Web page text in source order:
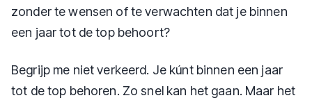
zonder te wensen of te verwachten dat je binnen
een jaar tot de top behoort?
Begrijp me niet verkeerd. Je kúnt binnen een jaar
tot de top behoren. Zo snel kan het gaan. Maar het